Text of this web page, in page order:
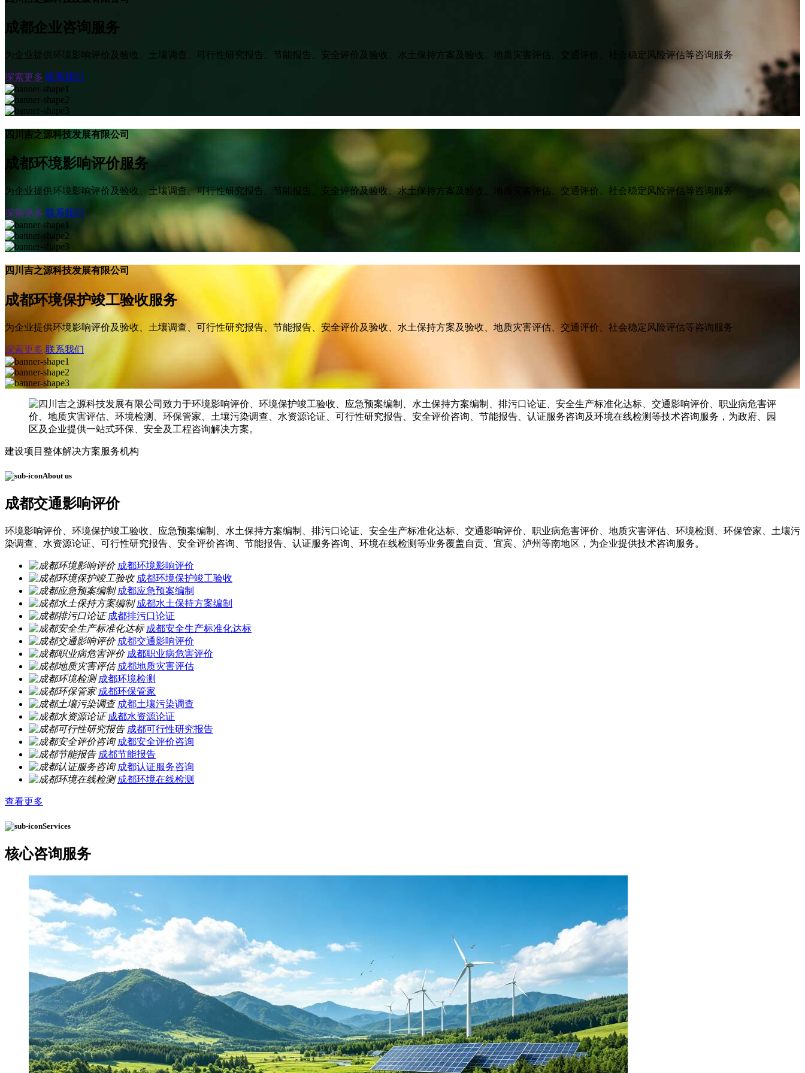
成都企业咨询服务
为企业提供环境影响评价及验收、土壤调查、可行性研究报告、节能报告、安全评价及验收、水土保持方案及验收、地质灾害评估、交通评价、社会稳定风险评估等咨询服务
探索更多 联系我们
四川吉之源科技发展有限公司
成都环境影响评价服务
为企业提供环境影响评价及验收、土壤调查、可行性研究报告、节能报告、安全评价及验收、水土保持方案及验收、地质灾害评估、交通评价、社会稳定风险评估等咨询服务
探索更多 联系我们
四川吉之源科技发展有限公司
成都环境保护竣工验收服务
为企业提供环境影响评价及验收、土壤调查、可行性研究报告、节能报告、安全评价及验收、水土保持方案及验收、地质灾害评估、交通评价、社会稳定风险评估等咨询服务
探索更多 联系我们
建设项目整体解决方案服务机构
About us
成都交通影响评价
环境影响评价、环境保护竣工验收、应急预案编制、水土保持方案编制、排污口论证、安全生产标准化达标、交通影响评价、职业病危害评价、地质灾害评估、环境检测、环保管家、土壤污
染调查、水资源论证、可行性研究报告、安全评价咨询、节能报告、认证服务咨询、环境在线检测等业务覆盖自贡、宜宾、泸州等南地区，为企业提供技术咨询服务。
成都环境影响评价
成都环境保护竣工验收
成都应急预案编制
成都水土保持方案编制
成都排污口论证
成都安全生产标准化达标
成都交通影响评价
成都职业病危害评价
成都地质灾害评估
成都环境检测
成都环保管家
成都土壤污染调查
成都水资源论证
成都可行性研究报告
成都安全评价咨询
成都节能报告
成都认证服务咨询
成都环境在线检测
查看更多
Services
核心咨询服务